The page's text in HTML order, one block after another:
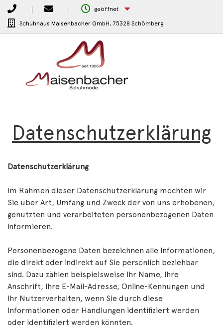
geöffnet
Schuhhaus Maisenbacher GmbH, 75328 Schömberg
Datenschutzerklärung
Datenschutzerklärung
Im Rahmen dieser Datenschutzerklärung möchten wir
Sie über Art, Umfang und Zweck der von uns erhobenen,
genutzten und verarbeiteten personenbezogenen Daten
informieren.
Personenbezogene Daten bezeichnen alle Informationen,
die direkt oder indirekt auf Sie persönlich beziehbar
sind. Dazu zählen beispielsweise Ihr Name, Ihre
Anschrift, Ihre E-Mail-Adresse, Online-Kennungen und
Ihr Nutzerverhalten, wenn Sie durch diese
Informationen oder Handlungen identifiziert werden
oder identifiziert werden könnten.